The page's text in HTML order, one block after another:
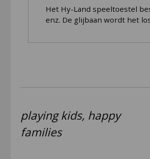
Het Hy-Land speeltoestel
enz. De glijbaan wordt het
playing kids, happy
families